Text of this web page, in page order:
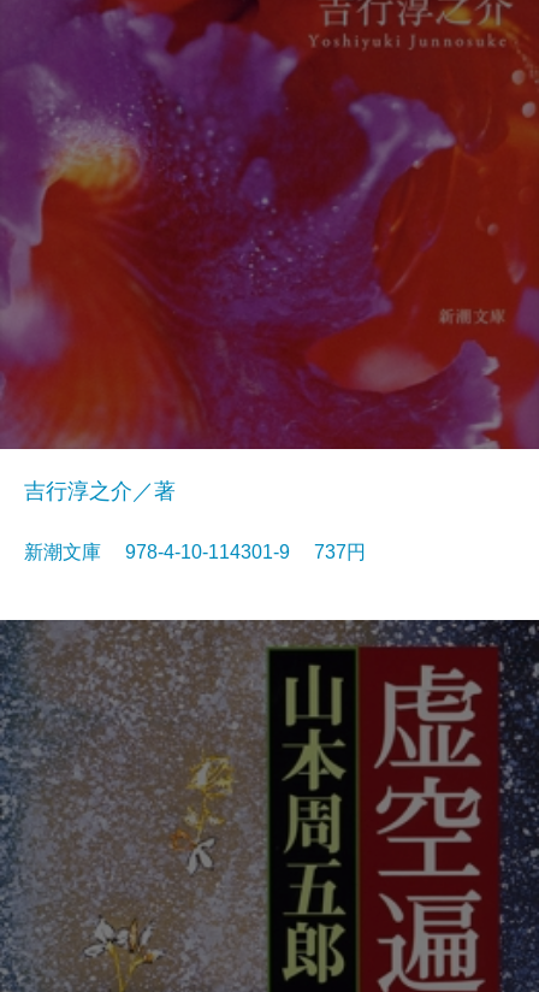
吉行淳之介／著
新潮文庫 978-4-10-114301-9 737円